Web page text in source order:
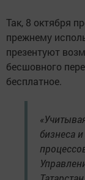
Так, 8 октября
прежнему
презентуют
бесшовного
бесплатное.
бизнеса